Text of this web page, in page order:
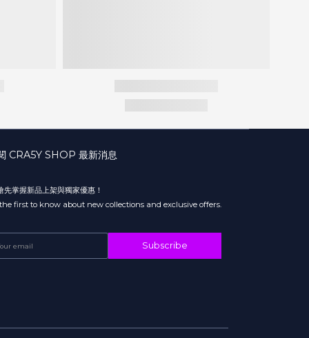
CRA5Y SHOP 最新消息
先掌握新品上架與獨家優惠！
first to know about new collections and exclusive offers.
Subscribe